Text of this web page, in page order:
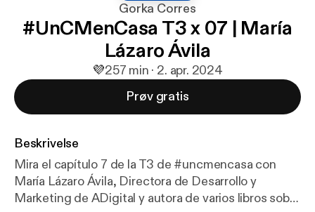
Gorka Corres
#UnCMenCasa T3 x 07 | María
Lázaro Ávila
💜257 min · 2. apr. 2024
Prøv gratis
Beskrivelse
Mira el capítulo 7 de la T3 de #uncmencasa con
María Lázaro Ávila, Directora de Desarrollo y
Marketing de ADigital y autora de varios libros sobre